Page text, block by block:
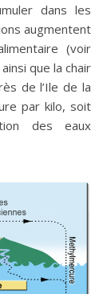
dans les
augmentent
(voir
que la chair
de l’Ile de la
par kilo, soit
des eaux